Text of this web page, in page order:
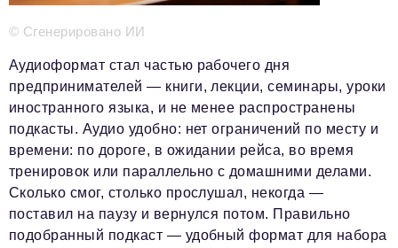
Отдел распространения/редакционная подписка
podpiska@business-magazine.online
partner@business-magazine.online
© Сгенерировано ИИ
Аудиоформат стал частью рабочего дня
предпринимателей — книги, лекции, семинары, уроки
иностранного языка, и не менее распространены
подкасты. Аудио удобно: нет ограничений по месту и
времени: по дороге, в ожидании рейса, во время
тренировок или параллельно с домашними делами.
Сколько смог, столько прослушал, некогда —
поставил на паузу и вернулся потом. Правильно
подобранный подкаст — удобный формат для набора